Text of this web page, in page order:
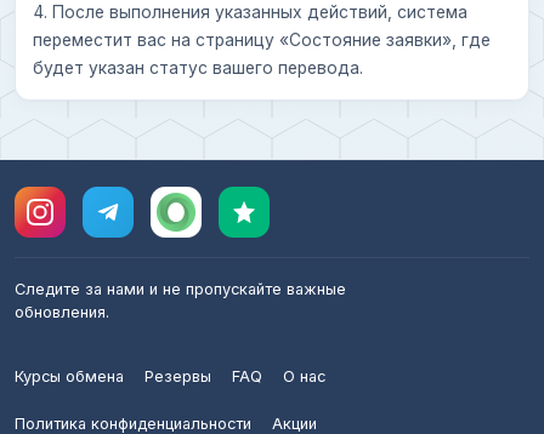
4. После выполнения указанных действий, система
переместит вас на страницу «Состояние заявки», где
будет указан статус вашего перевода.
Следите за нами и не пропускайте важные
обновления.
Курсы обмена Резервы FAQ О нас
Политика конфиденциальности Акции